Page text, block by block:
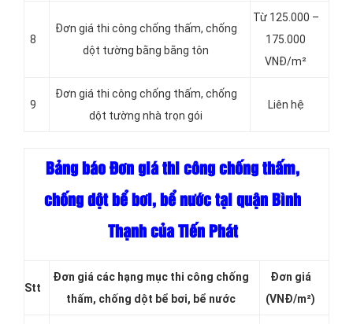
8
Đơn giá thi công chống thấm, chống
dột tường bằng bằng tôn
Từ 125.000 –
175.000
VNĐ/m²
9
Đơn giá thi công chống thấm, chống
dột tường nhà trọn gói
Liên hệ
Bảng báo Đơn giá thi công chống thấm,
chống dột bể bơi, bể nước tại quận Bình
Thạnh của Tiến Phát
Stt
Đơn giá các hạng mục thi công chống
thấm, chống dột bể bơi, bể nước
Đơn giá
(VNĐ/m²)